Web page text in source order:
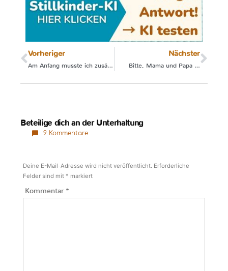
Vorheriger
Am Anfang musste ich zusätzlich pumpen
Nächster
Bitte, Mama und Papa …
Beteilige dich an der Unterhaltung
9 Kommentare
Deine E-Mail-Adresse wird nicht veröffentlicht. Erforderliche
Felder sind mit * markiert
Kommentar *